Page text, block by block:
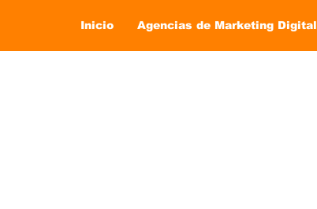
Inicio Agencias de Marketing Digital